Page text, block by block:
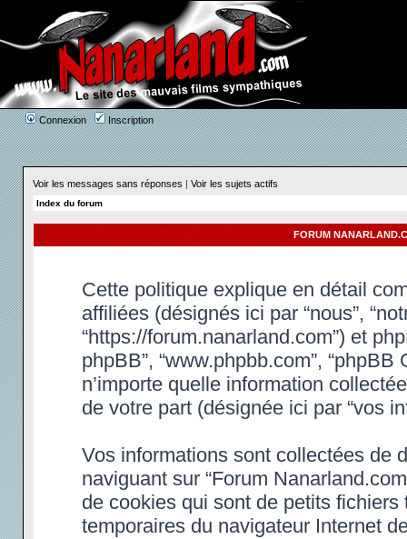
Connexion Inscription
Voir les messages sans réponses | Voir les sujets actifs
Index du forum
FORUM
Cette politique explique en détail
affiliées (désignés ici par “nous”,
“https://forum.nanarland.com”) et
phpBB”, “www.phpbb.com”,
n’importe quelle information
de votre part (désignée ici par “vos
Vos informations sont collectées de
naviguant sur “Forum
de cookies qui sont de petits
temporaires du navigateur Internet